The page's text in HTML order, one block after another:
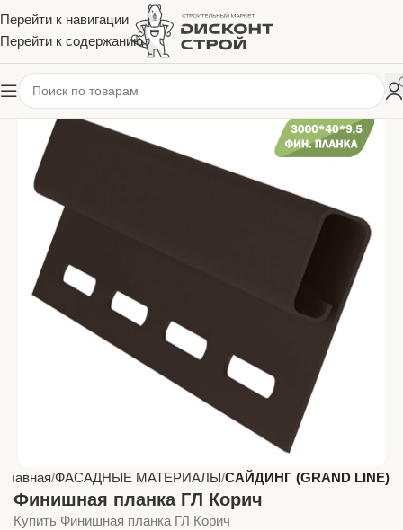
Перейти к навигации
Перейти к содержанию
Главная ФАСАДНЫЕ МАТЕРИАЛЫ САЙДИНГ (GRAND LINE)
Финишная планка ГЛ Корич
Купить Финишная планка ГЛ Корич